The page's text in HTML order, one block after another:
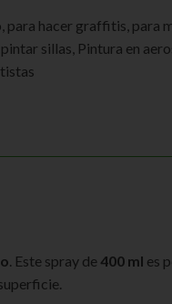
para hacer graffitis para
sillas Pintura en
. Este spray de 400 ml es